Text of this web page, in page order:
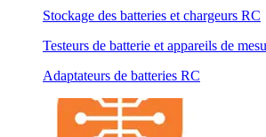
Stockage des batteries et chargeurs RC
Testeurs de batterie et appareils de
Adaptateurs de batteries RC